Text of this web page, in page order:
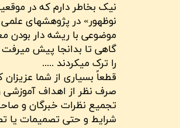
نیک بخاطر دارم که در
نوظهور» در پژوهشهای
موضوعی با ریشه دار بودن
گاهی تا بدانجا پیش
را ترک میکردند .....
قطعاً بسیاری از شما
صرف نظر از اهداف
تجمیع نظرات خبرگان و
شرایط و حتی تصمیمات یا